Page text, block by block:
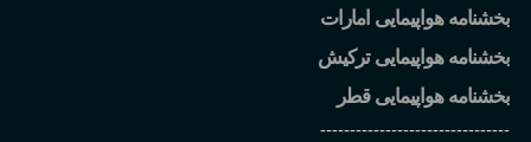
بخشنامه هواپیمایی امارات
بخشنامه هواپیمایی ترکیش
بخشنامه هواپیمایی قطر
--------------------------------